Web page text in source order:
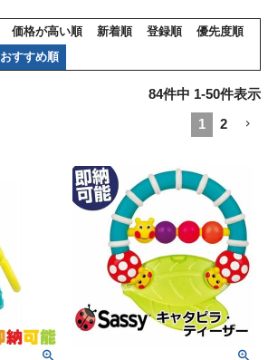
価格が高い順 新着順 登録順
優先度順
おすすめ順
84件中 1-50件表示
1 2